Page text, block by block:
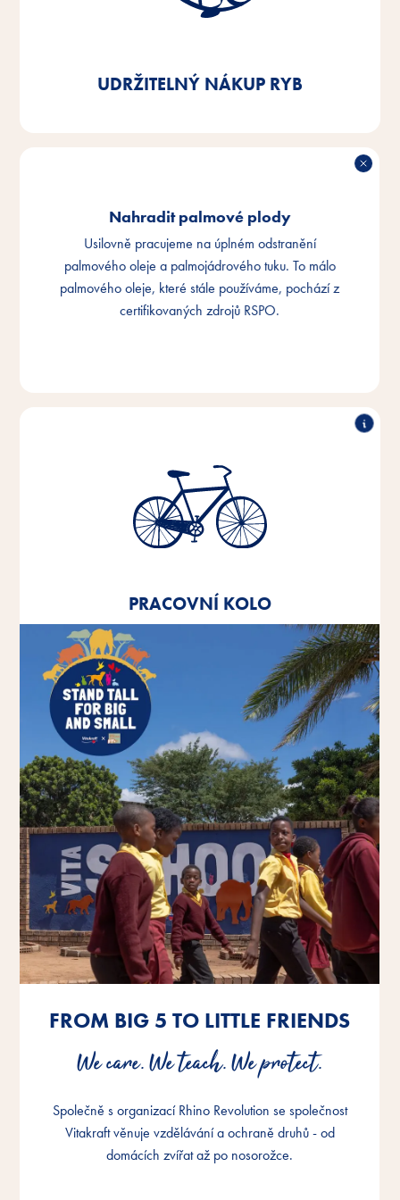
UDRŽITELNÝ NÁKUP RYB
vedlejších produktů z ryb, které používáme v našich
Nahradit palmové plody
Usilovně pracujeme na úplném odstranění
palmového oleje a palmojádrového tuku. To málo
palmového oleje, které stále používáme, pochází z
certifikovaných zdrojů RSPO.
PRACOVNÍ KOLO
Pracovní kolo
Od roku 2020 nabízíme všem zaměstnancům
leasing na pracovní kolo.
FROM BIG 5 TO LITTLE FRIENDS
We care. We teach. We protect.
Společně s organizací Rhino Revolution se společnost
Vitakraft věnuje vzdělávání a ochraně druhů - od
domácích zvířat až po nosorožce.
FROM BIG 5 TO LITTLE FRIENDS
We care. We teach. We protect.
Společně s organizací Rhino Revolution se společnost
Vitakraft věnuje vzdělávání a ochraně druhů - od
domácích zvířat až po nosorožce.
FROM BIG 5 TO LITTLE FRIENDS
We care. We teach. We protect.
Společně s organizací Rhino Revolution se společnost
Vitakraft věnuje vzdělávání a ochraně druhů - od
domácích zvířat až po nosorožce.